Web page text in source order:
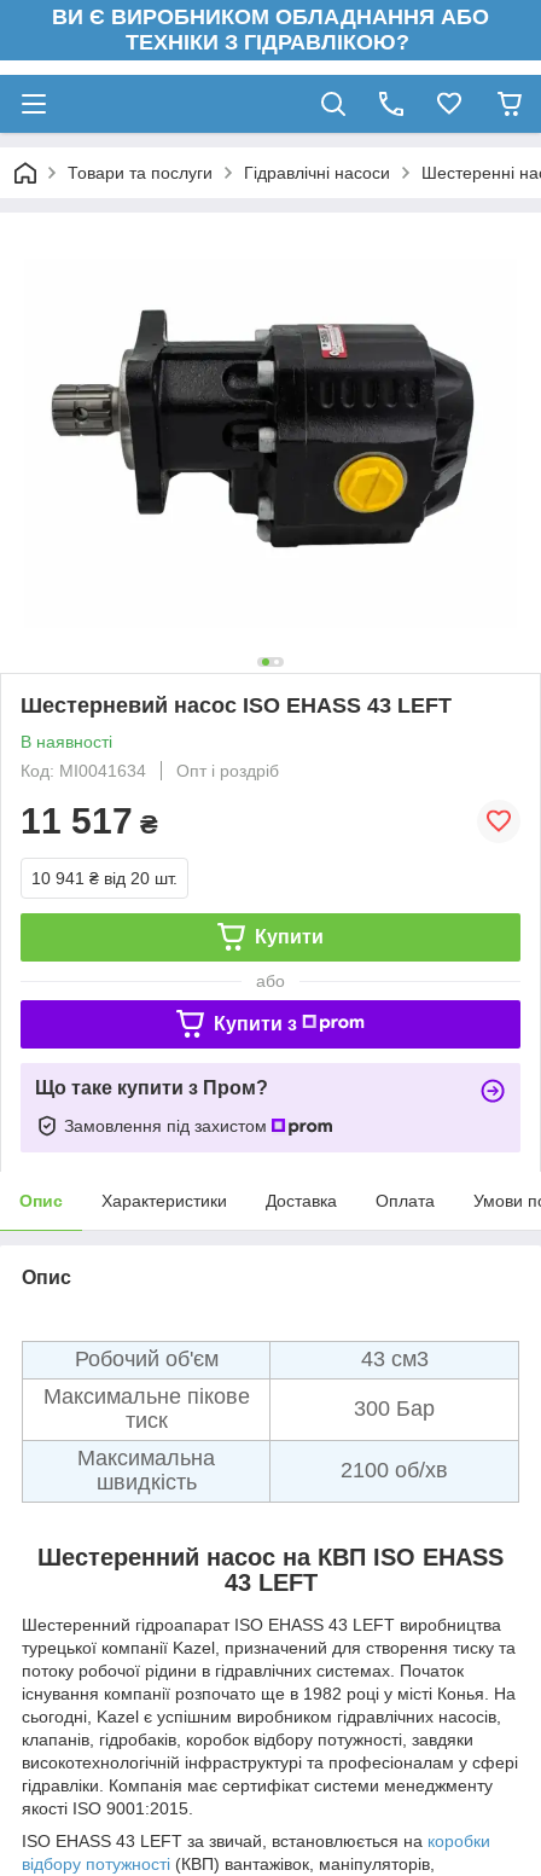
ВИ Є ВИРОБНИКОМ ОБЛАДНАННЯ АБО
ТЕХНІКИ З ГІДРАВЛІКОЮ?
Товари та послуги Гідравлічні насоси Шестеренні
Шестерневий насос ISO EHASS 43 LEFT
В наявності
Код: MI0041634
Опт і роздріб
11 517 ₴
10 941 ₴ від 20 шт.
Купити
або
Купити з
Що таке купити з Пром?
Замовлення під захистом
Опис Характеристики Доставка Оплата Умови
Опис
Робочий об'єм
43 см3
Максимальне пікове
тиск
300 Бар
Максимальна
швидкість
2100 об/хв
Шестеренний насос на КВП ISO EHASS
43 LEFT
Шестеренний гідроапарат ISO EHASS 43 LEFT виробництва
турецької компанії Kazel, призначений для створення тиску та
потоку робочої рідини в гідравлічних системах. Початок
існування компанії розпочато ще в 1982 році у місті Конья. На
сьогодні, Kazel є успішним виробником гідравлічних насосів,
клапанів, гідробаків, коробок відбору потужності, завдяки
високотехнологічній інфраструктурі та професіоналам у сфері
гідравліки. Компанія має сертифікат системи менеджменту
якості ISO 9001:2015.
ISO EHASS 43 LEFT за звичай, встановлюється на коробки
відбору потужності (КВП) вантажівок, маніпуляторів,